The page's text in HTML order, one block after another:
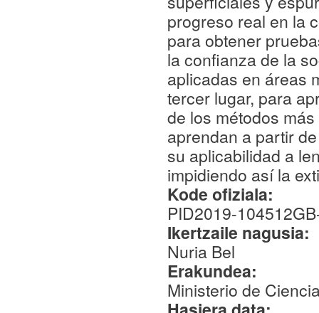
progreso real en la
para obtener
la confianza de la
aplicadas en áreas
tercer lugar, para
de los métodos
aprendan a partir
su aplicabilidad a
impidiendo así la
Kode ofiziala:
PID2019-
Ikertzaile nagusia:
Nuria Bel
Erakundea:
Ministerio de